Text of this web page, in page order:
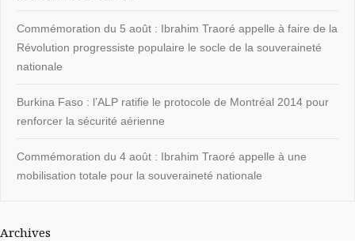
Commémoration du 5 août : Ibrahim Traoré appelle à faire de la
Révolution progressiste populaire le socle de la souveraineté
nationale
Burkina Faso : l’ALP ratifie le protocole de Montréal 2014 pour
renforcer la sécurité aérienne
Commémoration du 4 août : Ibrahim Traoré appelle à une
mobilisation totale pour la souveraineté nationale
Archives